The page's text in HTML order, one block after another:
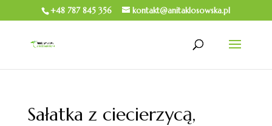
+48 787 845 356 kontakt@anitaklosowska.pl
Sałatka z ciecierzycą,